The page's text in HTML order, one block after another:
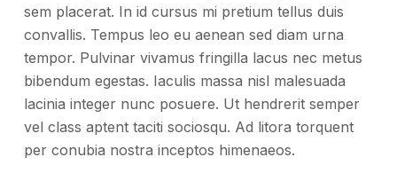
sem placerat. In id cursus mi pretium tellus duis
convallis. Tempus leo eu aenean sed diam urna
tempor. Pulvinar vivamus fringilla lacus nec metus
bibendum egestas. Iaculis massa nisl malesuada
lacinia integer nunc posuere. Ut hendrerit semper
vel class aptent taciti sociosqu. Ad litora torquent
per conubia nostra inceptos himenaeos.